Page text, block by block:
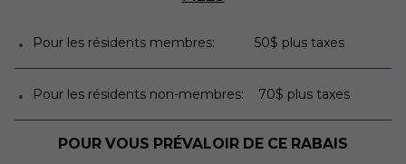
Pour les résidents membres: 50$ plus taxes
Pour les résidents non-membres: 70$ plus taxes
POUR VOUS PRÉVALOIR DE CE RABAIS